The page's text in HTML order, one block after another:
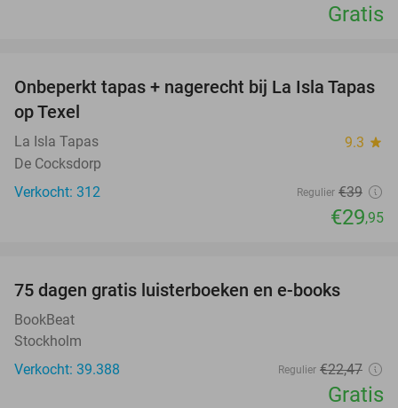
Gratis
23%
Onbeperkt tapas + nagerecht bij La Isla Tapas
op Texel
La Isla Tapas 9.3 star
De Cocksdorp
Verkocht: 312
Regulier €39
€29,95
75 dagen gratis luisterboeken en e-books
BookBeat
Stockholm
Verkocht: 39.388
Regulier €22,47
Gratis